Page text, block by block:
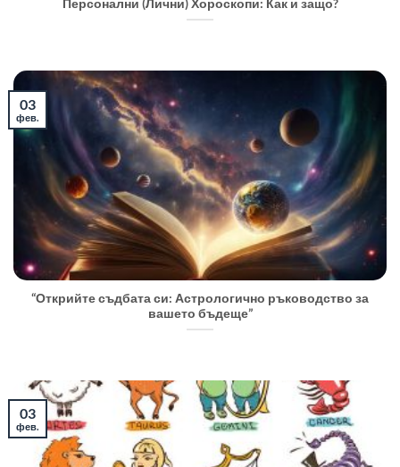
Персонални (Лични) Хороскопи: Как и защо?
“Открийте съдбата си: Астрологично ръководство за
вашето бъдеще”
03
фев.
03
фев.